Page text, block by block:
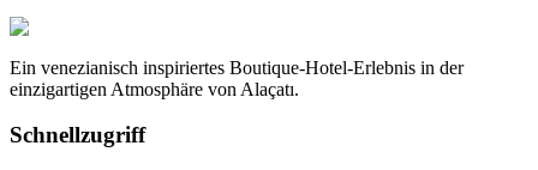
Ein venezianisch inspiriertes Boutique-Hotel-Erlebnis in der
einzigartigen Atmosphäre von Alaçatı.
Schnellzugriff